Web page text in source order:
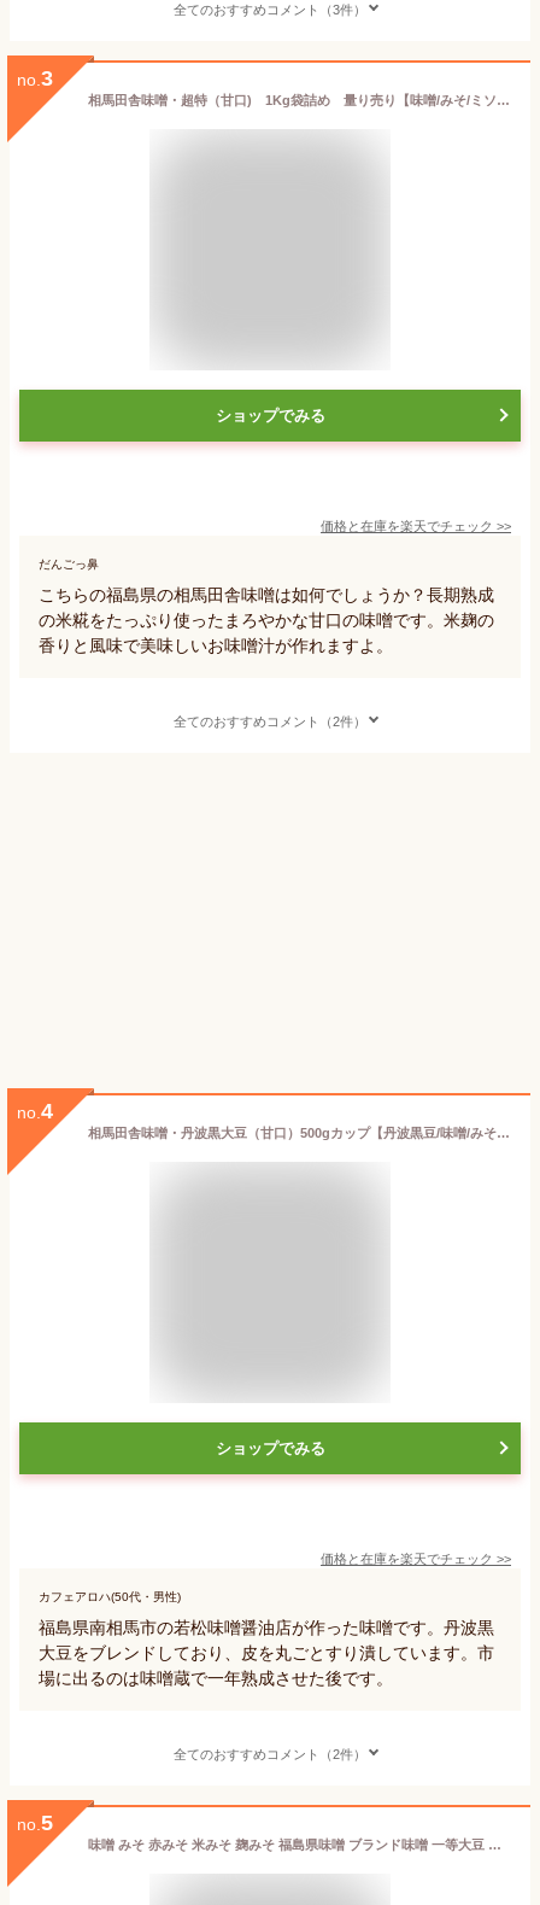
全てのおすすめコメント（3件）
no. 3
相馬田舎味噌・超特（甘口) 1Kg袋詰め 量り売り【味噌/みそ/ミソ/赤みそ/甘口/国産大豆/国産米/長期熟成/福島/美味しい/おいしい/味噌汁/みそ汁/とけやすい/溶けやすい/おすすめ/安心/安全/無添加/自然/産地直送/美味しい味噌汁/送料別/同梱可】
ショップでみる
価格と在庫を楽天でチェック >>
だんごっ鼻
こちらの福島県の相馬田舎味噌は如何でしょうか？長期熟成
の米糀をたっぷり使ったまろやかな甘口の味噌です。米麹の
香りと風味で美味しいお味噌汁が作れますよ。
全てのおすすめコメント（2件）
no. 4
相馬田舎味噌・丹波黒大豆（甘口）500gカップ【丹波黒豆/味噌/みそ/ミソ/赤みそ/甘口/自然/国産大豆/国産米/長期熟成/福島/美味しい/おいしい/味噌汁/みそ汁/とけやすい/溶けやすい/おすすめ/安心/安全/無添加/産地直送/送料別/同梱可】
ショップでみる
価格と在庫を楽天でチェック >>
カフェアロハ(50代・男性)
福島県南相馬市の若松味噌醤油店が作った味噌です。丹波黒
大豆をブレンドしており、皮を丸ごとすり潰しています。市
場に出るのは味噌蔵で一年熟成させた後です。
全てのおすすめコメント（2件）
no. 5
味噌 みそ 赤みそ 米みそ 麹みそ 福島県味噌 ブランド味噌 一等大豆 国産大豆 米こうじ 糀和田屋 無添加 板糀 麹和田屋 和田屋 本宮 国産大豆100% 国産大豆 国産 上白米 上質 ブランド 受賞 認証 国内産 麹 糀 国産米100%使用 福島県ブランド認証産品 糀和田屋の味噌 750g